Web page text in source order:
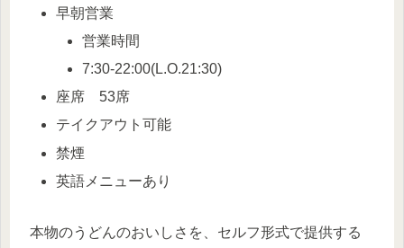
早朝営業
営業時間
7:30-22:00(L.O.21:30)
座席 53席
テイクアウト可能
禁煙
英語メニューあり
本物のうどんのおいしさを、セルフ形式で提供する